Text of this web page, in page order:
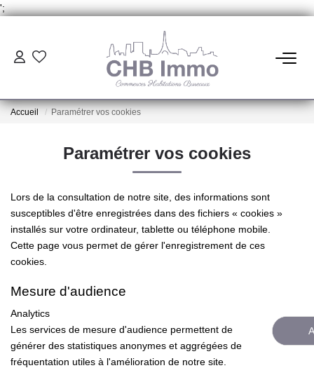
';
ESTIMATION
CESSIONS DE FONDS
LOCATIONS
GESTION
NOTRE AGENCE
Notre Lexique
Accueil Paramétrer vos cookies
Paramétrer vos cookies
Lors de la consultation de notre site, des informations sont
susceptibles d'être enregistrées dans des fichiers « cookies »
installés sur votre ordinateur, tablette ou téléphone mobile.
Cette page vous permet de gérer l'enregistrement de ces
cookies.
Mesure d'audience
Analytics
Les services de mesure d'audience permettent de
générer des statistiques anonymes et aggrégées de
fréquentation utiles à l'amélioration de notre site.